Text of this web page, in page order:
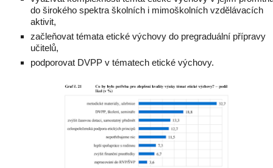
do širokého spektra školních i mimoškolních vzdělávacích
aktivit,
začleňovat témata etické výchovy do pregraduální přípravy
učitelů,
podporovat DVPP v tématech etické výchovy.